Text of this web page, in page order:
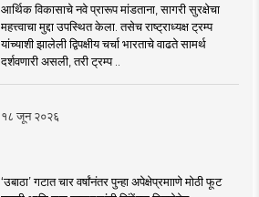
आर्थिक विकासाचे नवे प्रारूप मांडताना, सागरी सुरक्षेचा
महत्त्वाचा मुद्दा उपस्थित केला. तसेच राष्ट्राध्यक्ष ट्रम्प
यांच्याशी झालेली द्विपक्षीय चर्चा भारताचे वाढते सामर्थ
दर्शवणारी असली, तरी ट्रम्प ..
१८ जून २०२६
‘उबाठा’ गटात चार वर्षांनंतर पुन्हा अपेक्षेप्रमााणे मोठी फूट